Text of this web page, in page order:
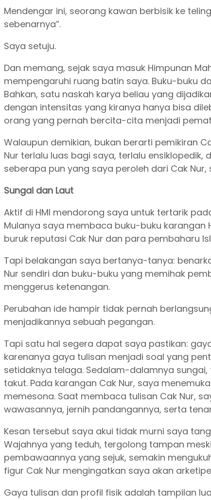
Mendengar ini, seorang kawan berbisik ke
sebenarnya”.
Saya setuju.
Dan memang, sejak saya masuk Himpunan
mempengaruhi ruang batin saya. Buku-buku
Bahkan, satu naskah karya beliau yang
dengan intensitas yang kiranya hanya bisa
orang yang pernah bercita-cita menjadi
Walaupun demikian, bukan berarti pemikiran
Nur terlalu luas bagi saya, terlalu
seberapa pun yang saya peroleh dari Cak
Sungai dan Laut
Aktif di HMI mendorong saya untuk tertarik
Mulanya saya membaca buku-buku karangan
buruk reputasi Cak Nur dan para pembaharu
Tapi belakangan saya bertanya-tanya:
Nur sendiri dan buku-buku yang memihak
menggerus ketenangan.
Perubahan ide hampir tidak pernah
menjadikannya sebuah pegangan.
Tapi satu hal segera dapat saya pastikan:
karenanya gaya tulisan menjadi soal yang
setidaknya telaga. Sedalam-dalamnya
takut. Pada karangan Cak Nur, saya
memesona. Saat membaca tulisan Cak Nur,
wawasannya, jernih pandangannya, serta
Kesan tersebut saya akui tidak murni saya
Wajahnya yang teduh, tergolong tampan
pembawaannya yang sejuk, semakin
figur Cak Nur mengingatkan saya akan
Gaya tulisan dan profil fisik adalah tampilan